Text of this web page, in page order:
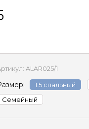
ALAR025/1
1.5 спальный
Семейный